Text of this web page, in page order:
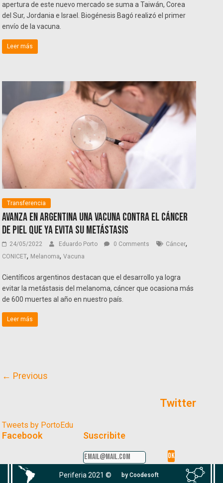
apertura de este nuevo mercado se suma a Taiwán, Corea
del Sur, Jordania e Israel. Biogénesis Bagó realizó el primer
envío de la vacuna.
Leer más
Transferencia
Avanza en Argentina una vacuna contra el cáncer
de piel que ya evita su metástasis
24/05/2022 Eduardo Porto 0 Comments Cáncer,
CONICET, Melanoma,Vacuna
Científicos argentinos destacan que el desarrollo ya logra
evitar la metástasis del melanoma, cáncer que ocasiona más
de 600 muertes al año en nuestro país.
Leer más
← Previous
Twitter
Tweets by PortoEdu
Facebook Suscribite
Periferia 2021 © by Coodesoft